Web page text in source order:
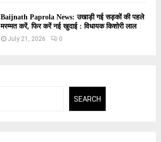
Baijnath Paprola News: उखाड़ी गई सड़कों की पहले
मरम्मत करें, फिर करें नई खुदाई : विधायक किशोरी लाल
July 21, 2026 0
SEARCH